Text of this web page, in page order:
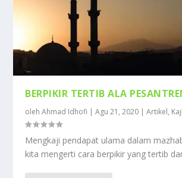
BERPIKIR TERTIB ALA
olehAhmad Idhofi |Agu 21, 2020 |Artikel,
Mengkaji pendapat ulama dalam
kita mengerti cara berpikir yang tertib